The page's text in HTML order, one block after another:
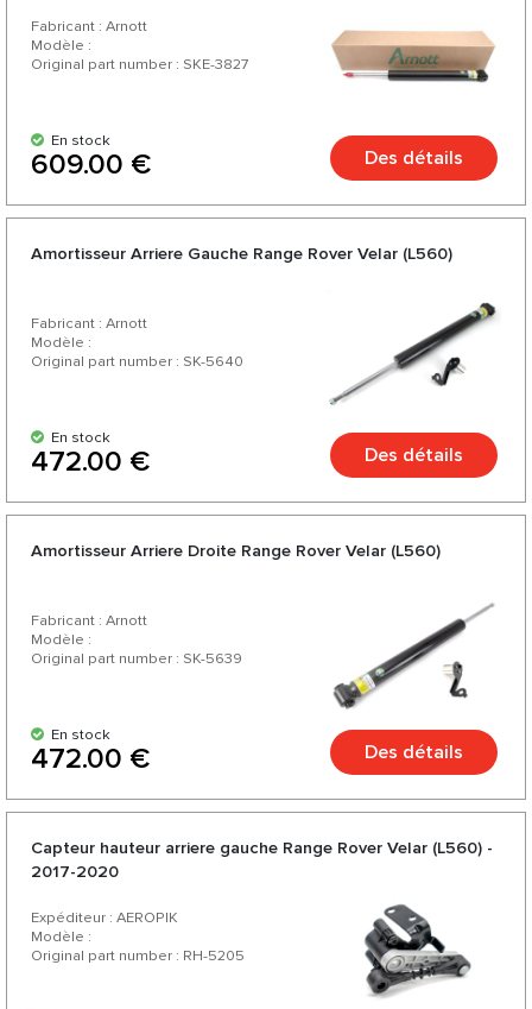
Fabricant : Arnott
Modèle :
Original part number : SKE-3827
En stock
609.00 € Des détails
Amortisseur Arriere Gauche Range Rover Velar (L560)
Fabricant : Arnott
Modèle :
Original part number : SK-5640
En stock
472.00 € Des détails
Amortisseur Arriere Droite Range Rover Velar (L560)
Fabricant : Arnott
Modèle :
Original part number : SK-5639
En stock
472.00 € Des détails
Capteur hauteur arriere gauche Range Rover Velar (L560) -
2017-2020
Expéditeur : AEROPIK
Modèle :
Original part number : RH-5205